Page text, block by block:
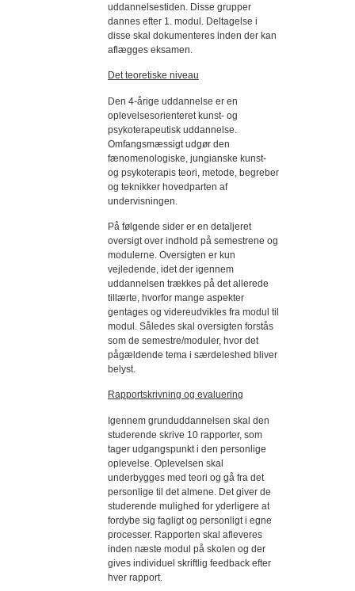
uddannelsestiden. Disse grupper
dannes efter 1. modul. Deltagelse i
disse skal dokumenteres inden der kan
aflægges eksamen.
Det teoretiske niveau
Den 4-årige uddannelse er en
oplevelsesorienteret kunst- og
psykoterapeutisk uddannelse.
Omfangsmæssigt udgør den
fænomenologiske, jungianske kunst-
og psykoterapis teori, metode, begreber
og teknikker hovedparten af
undervisningen.
På følgende sider er en detaljeret
oversigt over indhold på semestrene og
modulerne. Oversigten er kun
vejledende, idet der igennem
uddannelsen trækkes på det allerede
tillærte, hvorfor mange aspekter
gentages og videreudvikles fra modul til
modul. Således skal oversigten forstås
som de semestre/moduler, hvor det
pågældende tema i særdeleshed bliver
belyst.
Rapportskrivning og evaluering
Igennem grunduddannelsen skal den
studerende skrive 10 rapporter, som
tager udgangspunkt i den personlige
oplevelse. Oplevelsen skal
underbygges med teori og gå fra det
personlige til det almene. Det giver de
studerende mulighed for yderligere at
fordybe sig fagligt og personligt i egne
processer. Rapporten skal afleveres
inden næste modul på skolen og der
gives individuel skriftlig feedback efter
hver rapport.